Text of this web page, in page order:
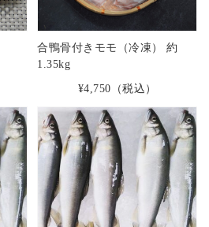
合鴨骨付きモモ（冷凍） 約
1.35kg
¥4,750 （税込）